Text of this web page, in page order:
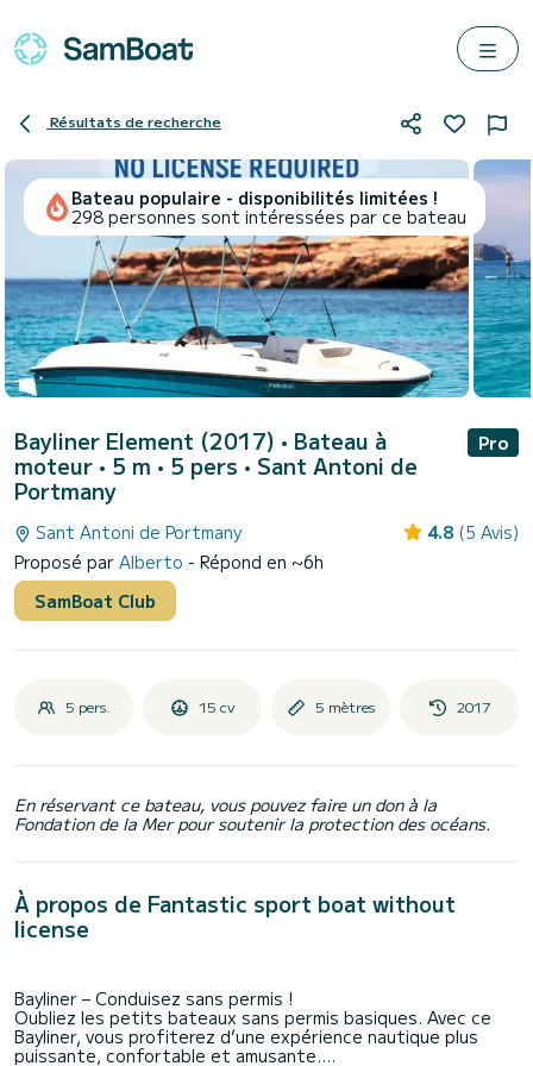
Résultats de recherche
Bateau populaire - disponibilités limitées !
298 personnes sont intéressées par ce bateau
Bayliner Element (2017) • Bateau à
moteur • 5 m • 5 pers • Sant Antoni de
Portmany
Pro
Sant Antoni de Portmany 4.8 (5 Avis)
Proposé par Alberto - Répond en ~6h
SamBoat Club
5 pers. 15 cv 5 mètres 2017
En réservant ce bateau, vous pouvez faire un don à la
Fondation de la Mer pour soutenir la protection des océans.
À propos de Fantastic sport boat without
license
Bayliner – Conduisez sans permis !
Oubliez les petits bateaux sans permis basiques. Avec ce
Bayliner, vous profiterez d’une expérience nautique plus
puissante, confortable et amusante.